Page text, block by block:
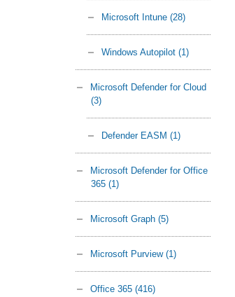
Microsoft Intune (28)
Windows Autopilot (1)
Microsoft Defender for Cloud
(3)
Defender EASM (1)
Microsoft Defender for Office
365 (1)
Microsoft Graph (5)
Microsoft Purview (1)
Office 365 (416)